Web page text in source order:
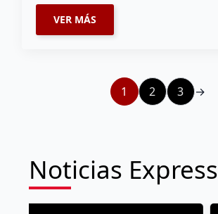
VER MÁS
1 2 3 →
Noticias Express